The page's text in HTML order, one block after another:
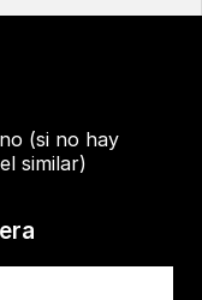
(si no hay
similar)